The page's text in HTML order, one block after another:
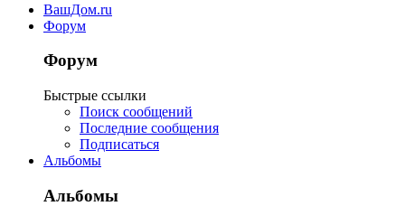
ВашДом.ru
Форум
Форум
Быстрые ссылки
Поиск сообщений
Последние сообщения
Подписаться
Альбомы
Альбомы